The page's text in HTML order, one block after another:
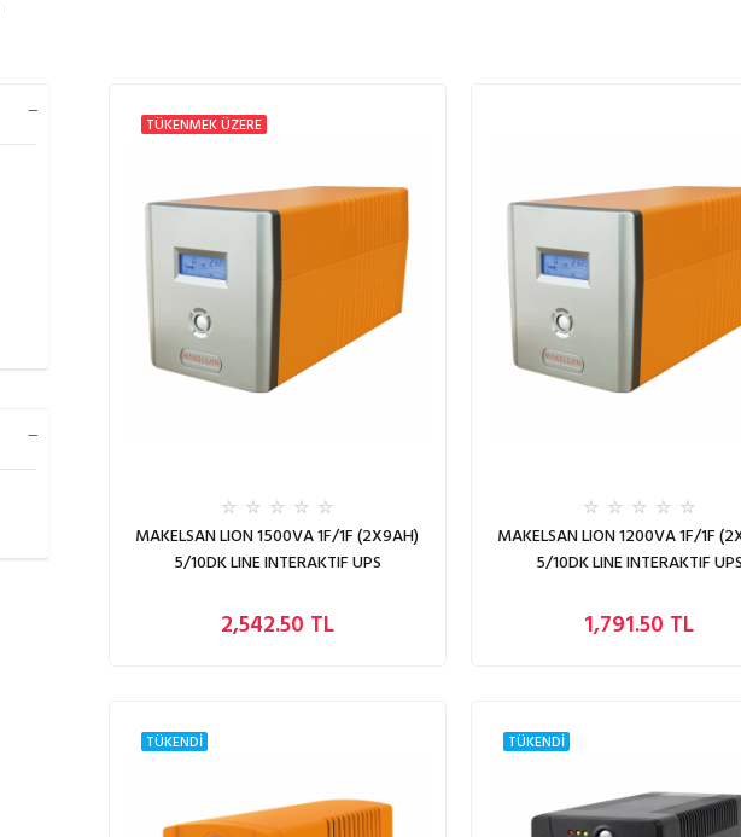
TÜKENMEK ÜZERE
MAKELSAN LION 1500VA 1F/1F (2X9AH)
5/10DK LINE INTERAKTIF UPS
2,542.50 TL
MAKELSAN LION 1200VA 1F/1F
5/10DK LINE INTERAKTIF
1,791.50 TL
TÜKENDİ TÜKENDİ